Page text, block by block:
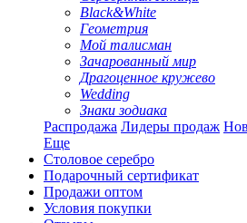
Black&White
Геометрия
Мой талисман
Зачарованный мир
Драгоценное кружево
Wedding
Знаки зодиака
Распродажа Лидеры продаж
Еще
Столовое серебро
Подарочный сертификат
Продажи оптом
Условия покупки